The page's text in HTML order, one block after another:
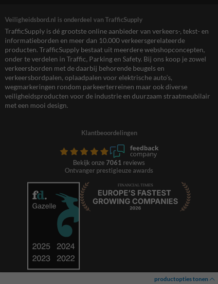
productopties tonen
Veiligheidsbord.nl is onderdeel van TrafficSupply
TrafficSupply is dé grootste online aanbieder van verkeers-, tekst- en
informatieborden en meer dan 10.000 verkeersgerelateerde
producten. TrafficSupply bestaat uit meerdere webshopconcepten,
onder te verdelen in Traffic, Parking en Safety. Bij ons koop je zowel
verkeersborden met de daarbij behorende beugels en
verkeersbordpalen, oplaadpalen voor elektrische auto’s,
wegmarkeringen rondom parkeerterreinen maar ook diverse
veiligheidsproducten voor de industrie en duurzaam straatmeubilair
met een mooi design.
Klantbeoordelingen
Bekijk onze 7061 reviews
Ontvanger prestigieuze awards